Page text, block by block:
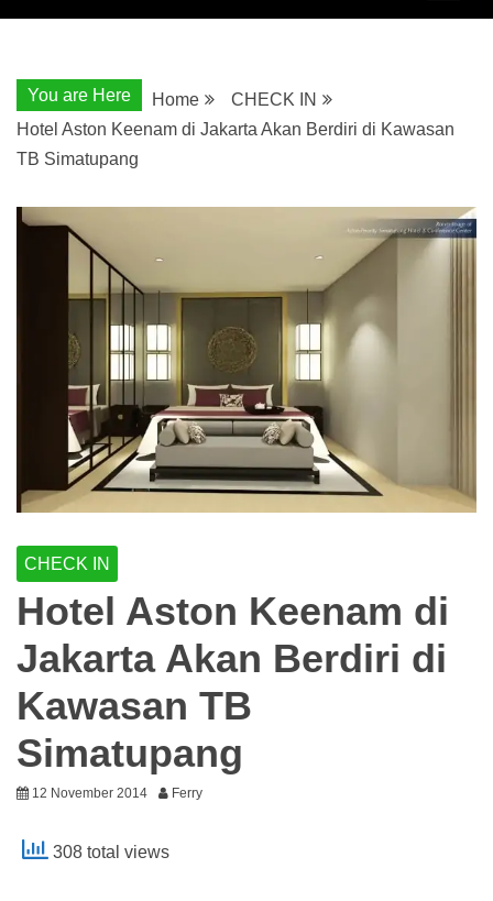
You are Here Home
CHECK IN
Hotel Aston Keenam di Jakarta Akan Berdiri di Kawasan
TB Simatupang
CHECK IN
Hotel Aston Keenam di
Jakarta Akan Berdiri di
Kawasan TB
Simatupang
12 November 2014 Ferry
308 total views